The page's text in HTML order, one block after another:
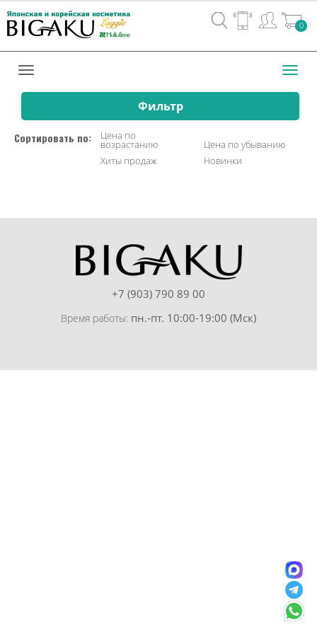
Вход
/
0
Фильтр
Сортировать по: Цена по
возрастанию
Цена по убыванию
Хиты продаж
Новинки
+7 (903) 790 89 00
Время работы: пн.-пт. 10:00-19:00 (Мск)